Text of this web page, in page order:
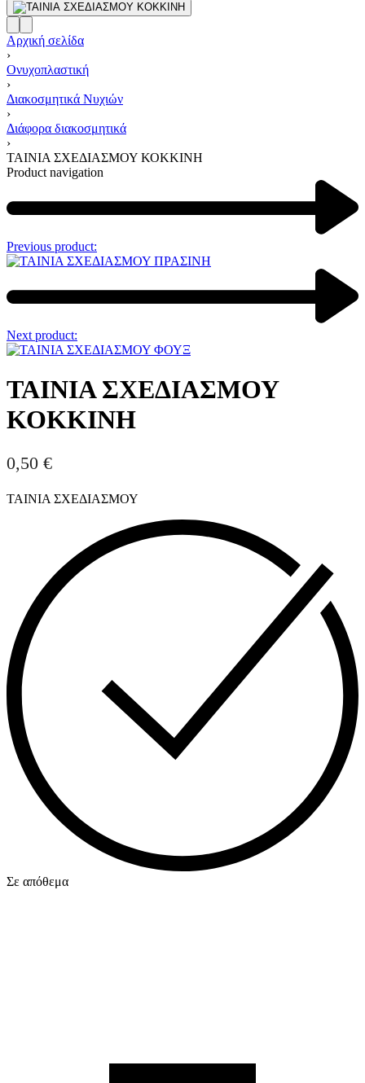
Αρχική σελίδα
›
Ονυχοπλαστική
›
Διακοσμητικά Νυχιών
›
Διάφορα διακοσμητικά
›
ΤΑΙΝΙΑ ΣΧΕΔΙΑΣΜΟΥ ΚΟΚΚΙΝΗ
Product navigation
Previous product:
Next product:
ΤΑΙΝΙΑ ΣΧΕΔΙΑΣΜΟΥ
ΚΟΚΚΙΝΗ
0,50 €
ΤΑΙΝΙΑ ΣΧΕΔΙΑΣΜΟΥ
Σε απόθεμα